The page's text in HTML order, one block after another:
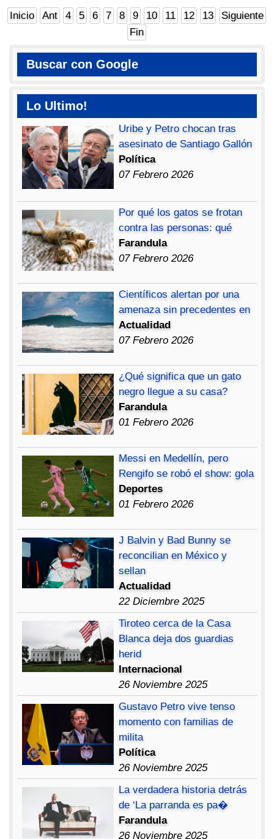
Inicio Ant 4 5 6 7 8 9 10 11 12 13
Siguiente
Fin
Buscar con Google
Lo Ultimo!
Uribe y Petro chocan tras
asesinato de Santiago Gallón
Política
07 Febrero 2026
Por qué los gatos se frotan
contra las personas: qué
Farandula
07 Febrero 2026
Científicos alertan por una
amenaza sin precedentes en
Actualidad
07 Febrero 2026
¿Qué significa que un gato
negro llegue a su casa?
Farandula
01 Febrero 2026
Messi en Medellín, pero
Rengifo se robó el show: gola
Deportes
01 Febrero 2026
J Balvin y Bad Bunny se
reconcilian en México y
sellan
Actualidad
22 Diciembre 2025
Tiroteo cerca de la Casa
Blanca deja dos guardias
herid
Internacional
26 Noviembre 2025
Gustavo Petro vive tenso
momento con familias de
milita
Política
26 Noviembre 2025
La verdadera historia detrás
de ‘La parranda es pa�
Farandula
26 Noviembre 2025